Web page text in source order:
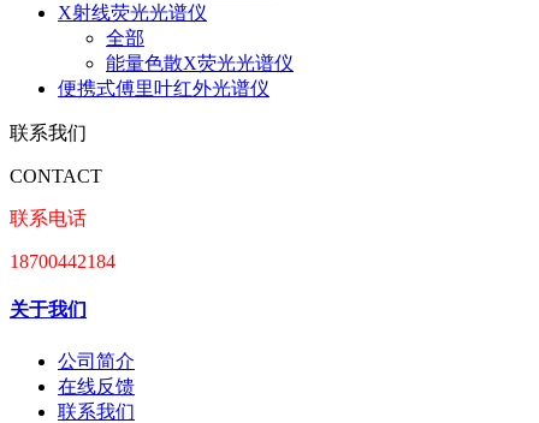
X射线荧光光谱仪
全部
能量色散X荧光光谱仪
便携式傅里叶红外光谱仪
联系我们
CONTACT
联系电话
18700442184
关于我们
公司简介
在线反馈
联系我们